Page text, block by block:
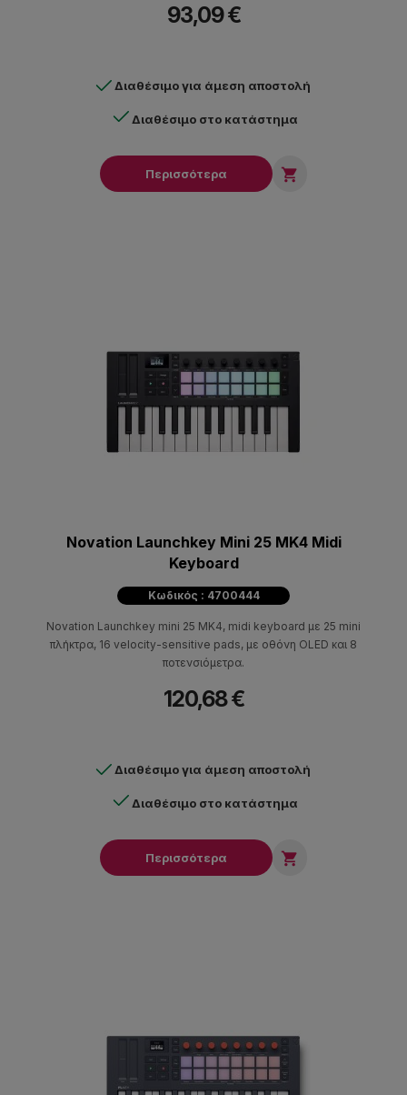
93,09 €
Διαθέσιμο για άμεση αποστολή
Διαθέσιμο στο κατάστημα
Περισσότερα 
Novation Launchkey Mini 25 MK4 Midi
Keyboard
Κωδικός : 4700444
Novation Launchkey mini 25 MK4, midi keyboard με 25 mini
πλήκτρα, 16 velocity-sensitive pads, με οθόνη OLED και 8
ποτενσιόμετρα.
120,68 €
Διαθέσιμο για άμεση αποστολή
Διαθέσιμο στο κατάστημα
Περισσότερα 